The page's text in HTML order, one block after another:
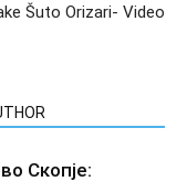
Šuto Orizari- Video
Скопје: